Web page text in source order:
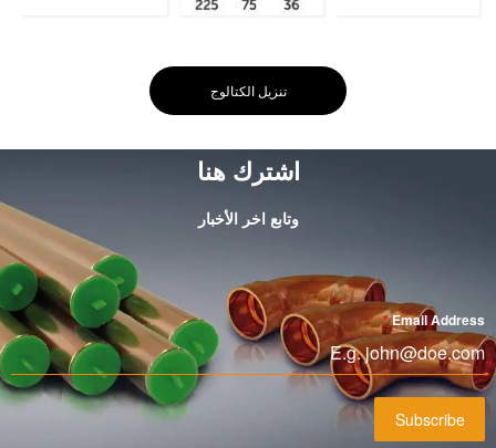
تنزيل الكتالوج
اشترك هنا
وتابع اخر الأخبار
Email Address
*
Subscribe